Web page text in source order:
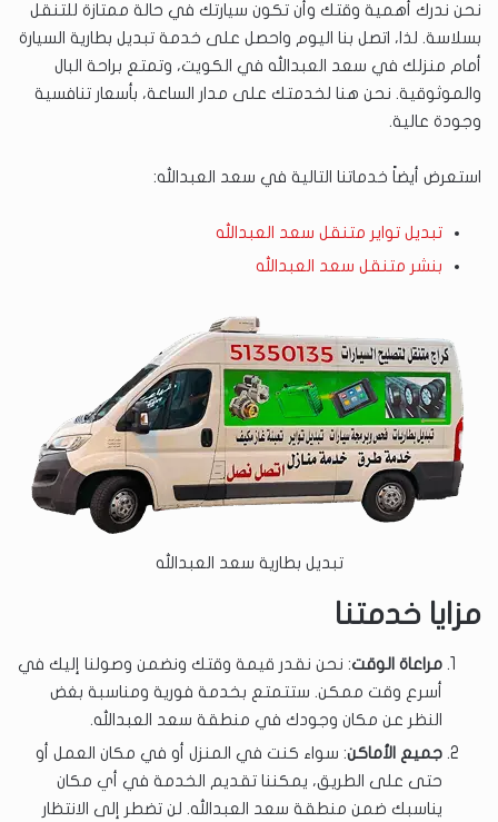
نحن ندرك أهمية وقتك وأن تكون سيارتك في حالة ممتازة للتنقل
بسلاسة. لذا، اتصل بنا اليوم واحصل على خدمة تبديل بطارية السيارة
أمام منزلك في سعد العبدالله في الكويت، وتمتع براحة البال
والموثوقية. نحن هنا لخدمتك على مدار الساعة، بأسعار تنافسية
وجودة عالية.
استعرض أيضاً خدماتنا التالية في سعد العبدالله:
تبديل تواير متنقل سعد العبدالله
بنشر متنقل سعد العبدالله
تبديل بطارية سعد العبدالله
مزايا خدمتنا
مراعاة الوقت: نحن نقدر قيمة وقتك ونضمن وصولنا إليك في
أسرع وقت ممكن. ستتمتع بخدمة فورية ومناسبة بغض
النظر عن مكان وجودك في منطقة سعد العبدالله.
جميع الأماكن: سواء كنت في المنزل أو في مكان العمل أو
حتى على الطريق، يمكننا تقديم الخدمة في أي مكان
يناسبك ضمن منطقة سعد العبدالله. لن تضطر إلى الانتظار